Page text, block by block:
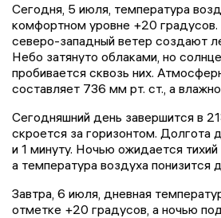
Сегодня, 5 июля, температура
комфортном уровне +20
северо-западный ветер создают
Небо затянуто облаками, но
пробивается сквозь них.
составляет 736 мм рт. ст., а
Сегодняшний день завершится в
скроется за горизонтом. Долгота
и 1 минуту. Ночью ожидается
а температура воздуха понизится
Завтра, 6 июля, дневная
отметке +20 градусов, а ночью